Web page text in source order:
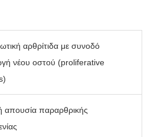
αρθρίτιδα με συνοδό
νέου οστού (proliferative
απουσία παραρθρικής